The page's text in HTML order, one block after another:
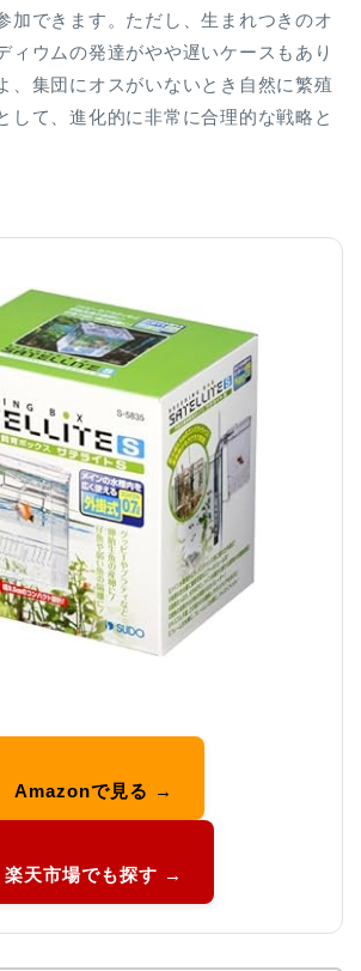
加できます。ただし、生まれつきのオ
ィウムの発達がやや遅いケースもあり
、集団にオスがいないとき自然に繁殖
して、進化的に非常に合理的な戦略と
Amazonで見る →
楽天市場でも探す →